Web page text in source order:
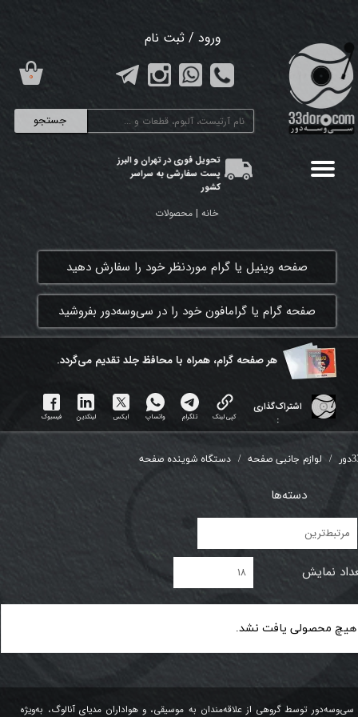
جستجو
ورود / ثبت نام
تغییر گذر واژه
سفارشات
تحویل فوری در تهران و البرز
پست سفارشی به سراسر
کشور
۰
خانه | محصولات
​صفحه وینیل یا گرام موردنظر خود را سفارش دهید
​صفحه گرام یا گرامافون خود را در سی‌وسه‌دور بفروشید
هر ​صفحه گرام، همراه با محافظ جلد تقدیم می‌گردد.
اشتراک‌گذاری
:
کپی لینک تلگرام واتساپ ایکس لینکدین فیسبوک
لوازم جانبی صفحه دستگاه شوینده صفحه
دسته‌ها
مرتبط‌ترین
نمایش ۱۸
هیچ محصولی یافت نشد.
سی‌وسه‌دور توسط گروهی از علاقه‌مندان به موسیقی، و هواداران مدیای آنالوگ، به‌ویژه